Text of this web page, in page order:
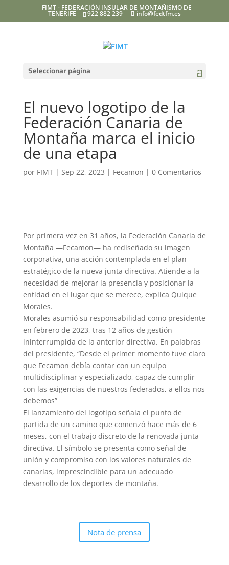
FIMT - FEDERACIÓN INSULAR DE MONTAÑISMO DE
TENERIFE 922 882 239 info@fedtfm.es
Seleccionar página
El nuevo logotipo de la
Federación Canaria de
Montaña marca el inicio
de una etapa
por FIMT| Sep 22, 2023 | Fecamon | 0 Comentarios
Por primera vez en 31 años, la Federación Canaria de
Montaña —Fecamon— ha rediseñado su imagen
corporativa, una acción contemplada en el plan
estratégico de la nueva junta directiva. Atiende a la
necesidad de mejorar la presencia y posicionar la
entidad en el lugar que se merece, explica Quique
Morales.
Morales asumió su responsabilidad como presidente
en febrero de 2023, tras 12 años de gestión
ininterrumpida de la anterior directiva. En palabras
del presidente, “Desde el primer momento tuve claro
que Fecamon debía contar con un equipo
multidisciplinar y especializado, capaz de cumplir
con las exigencias de nuestros federados, a ellos nos
debemos”
El lanzamiento del logotipo señala el punto de
partida de un camino que comenzó hace más de 6
meses, con el trabajo discreto de la renovada junta
directiva. El símbolo se presenta como señal de
unión y compromiso con los valores naturales de
canarias, imprescindible para un adecuado
desarrollo de los deportes de montaña.
Nota de prensa